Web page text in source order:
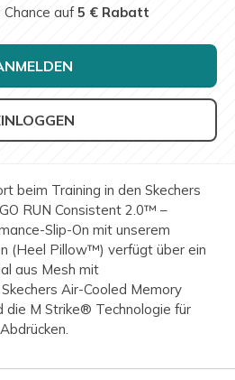
Chance auf5 € Rabatt
beim Training in den Skechers
RUN Consistent 2.0™ –
Slip-On mit unserem
(Heel Pillow™) verfügt über ein
aus Mesh mit
Air-Cooled Memory
die M Strike® Technologie für